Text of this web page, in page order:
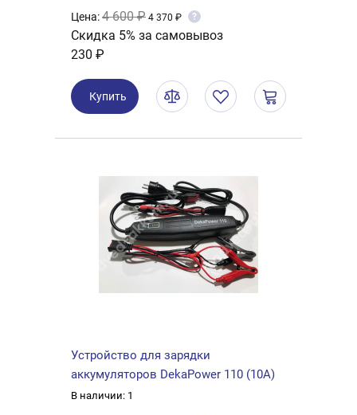
Цена:4 600 ₽ 4 370 ₽ ?
Скидка 5% за самовывоз
230 ₽
Купить
Устройство для зарядки
аккумуляторов DekaPower 110 (10A)
В наличии: 1